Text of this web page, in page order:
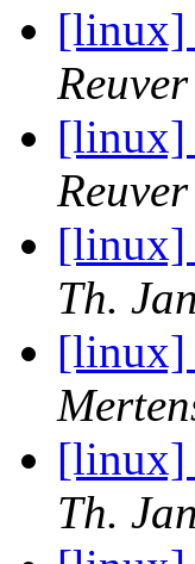
[linux]
Reuver
[linux]
Reuver
[linux]
Th.
[linux]
[linux]
Th.